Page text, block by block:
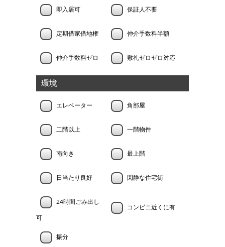
即入居可 保証人不要
定期借家借地権 仲介手数料半額
仲介手数料ゼロ 敷礼ゼロゼロ対応
環境
エレベーター 角部屋
二階以上 一階物件
南向き 最上階
日当たり良好 閑静な住宅街
24時間ごみ出し
可
コンビニ近くに有
振分